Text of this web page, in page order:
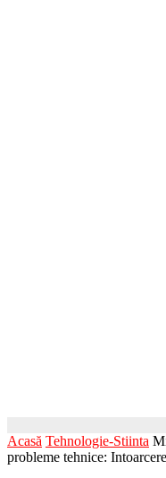
Acasă Tehnologie-Stiinta
probleme tehnice: